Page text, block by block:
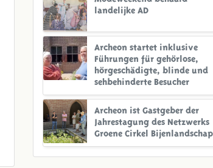
landelijke AD
Archeon startet inklusive
Führungen für gehörlose,
hörgeschädigte, blinde und
sehbehinderte Besucher
Archeon ist Gastgeber der
Jahrestagung des Netzwerks
Groene Cirkel Bijenlandschap